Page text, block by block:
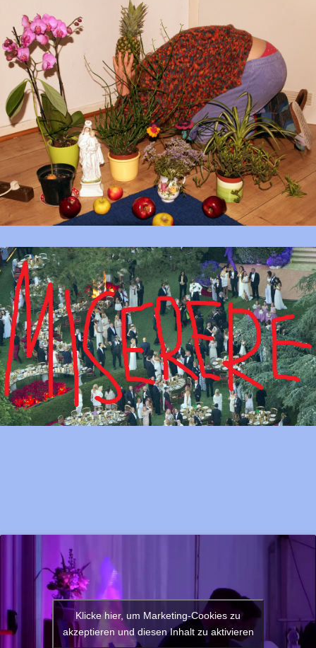
Klicke hier, um Marketing-Cookies zu
akzeptieren und diesen Inhalt zu aktivieren